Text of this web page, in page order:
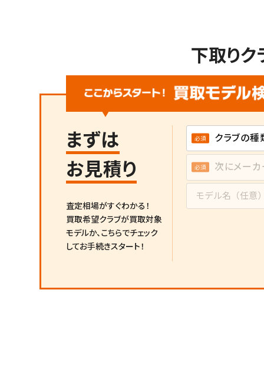
下取りク
まずは
お見積り
査定相場がすぐわかる！
買取希望クラブが買取対象
モデルか、 こちらでチェック
してお手続きスタート！